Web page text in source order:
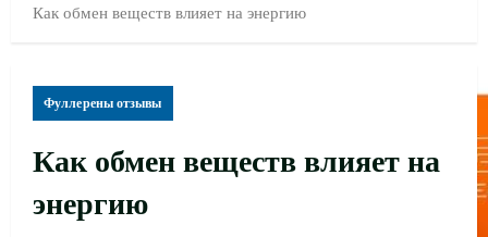
Как обмен веществ влияет на энергию
Фуллерены отзывы
Как обмен веществ влияет на
энергию